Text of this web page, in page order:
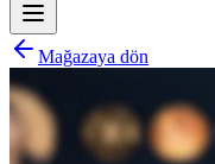
Mağazaya dön